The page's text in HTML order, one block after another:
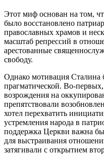
Этот миф основан на том,
было восстановлено
православных храмов и
масштаб репрессий в
арестованные
свободу.
Однако мотивация Сталина
прагматической. Во-
возрождения на
препятствовали
хотел перехватить
устремления народа в
поддержка Церкви важна
для выстраивания
затягивали с открытием